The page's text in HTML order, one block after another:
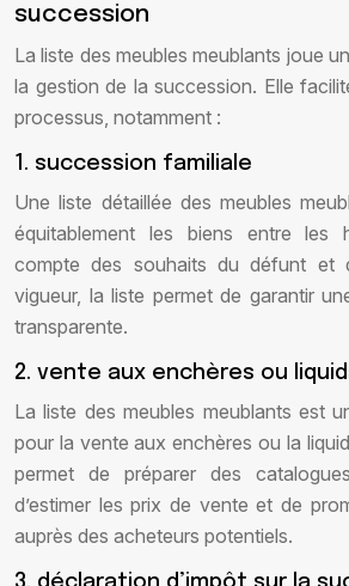
succession
La liste des meubles meublants joue
la gestion de la succession. Elle
processus, notamment :
1. succession familiale
Une liste détaillée des meubles
équitablement les biens entre les
compte des souhaits du défunt et
vigueur, la liste permet de garantir
transparente.
2. vente aux enchères ou
La liste des meubles meublants est
pour la vente aux enchères ou la
permet de préparer des
d’estimer les prix de vente et de
auprès des acheteurs potentiels.